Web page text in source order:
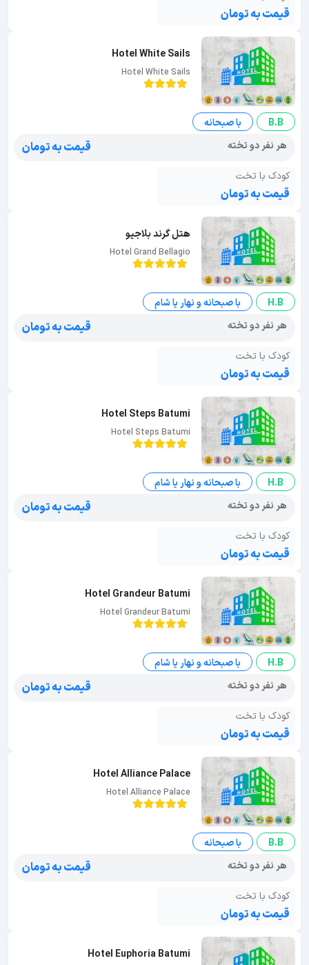
قیمت به تومان
Hotel White Sails
Hotel White Sails
B.B
با صبحانه
هر نفر دو تخته
قیمت به تومان
کودک با تخت
قیمت به تومان
هتل گرند بلاجیو
Hotel Grand Bellagio
H.B
با صبحانه و نهار یا شام
هر نفر دو تخته
قیمت به تومان
کودک با تخت
قیمت به تومان
Hotel Steps Batumi
Hotel Steps Batumi
H.B
با صبحانه و نهار یا شام
هر نفر دو تخته
قیمت به تومان
کودک با تخت
قیمت به تومان
Hotel Grandeur Batumi
Hotel Grandeur Batumi
H.B
با صبحانه و نهار یا شام
هر نفر دو تخته
قیمت به تومان
کودک با تخت
قیمت به تومان
Hotel Alliance Palace
Hotel Alliance Palace
B.B
با صبحانه
هر نفر دو تخته
قیمت به تومان
کودک با تخت
قیمت به تومان
Hotel Euphoria Batumi